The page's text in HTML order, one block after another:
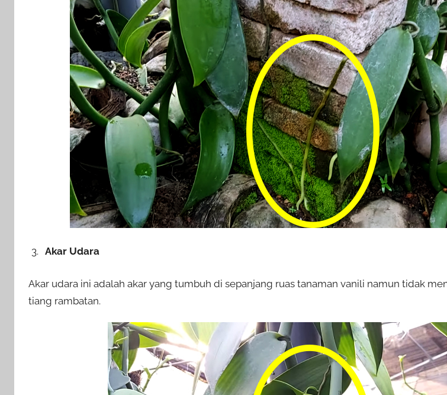
Akar Udara
Akar udara ini adalah akar yang tumbuh di sepanjang ruas tanaman vanili namun tidak
tiang rambatan.